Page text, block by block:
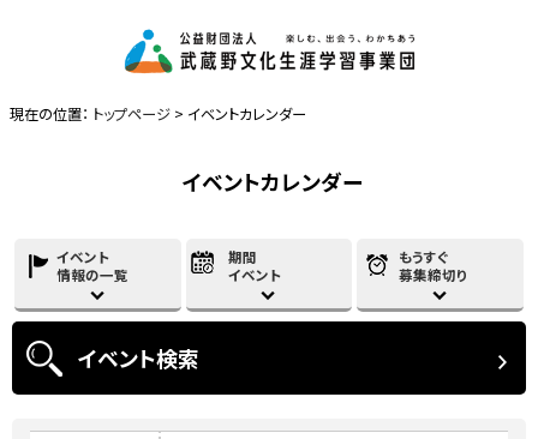
現在の位置： トップページ > イベントカレンダー
イベントカレンダー
イベント
情報の一覧
期間
イベント
もうすぐ
募集締切り
イベント検索